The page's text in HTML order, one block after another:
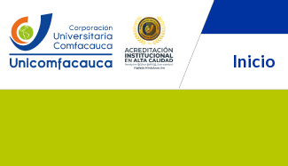
Inicio